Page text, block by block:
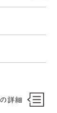
詳細